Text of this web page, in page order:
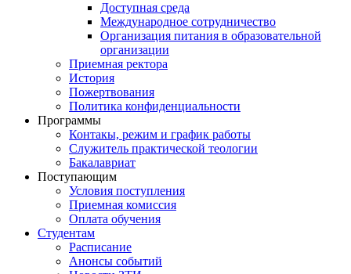
Доступная среда
Международное сотрудничество
Организация питания в образовательной
организации
Приемная ректора
История
Пожертвования
Политика конфиденциальности
Программы
Контакы, режим и график работы
Служитель практической теологии
Бакалавриат
Поступающим
Условия поступления
Приемная комиссия
Оплата обучения
Студентам
Расписание
Анонсы событий